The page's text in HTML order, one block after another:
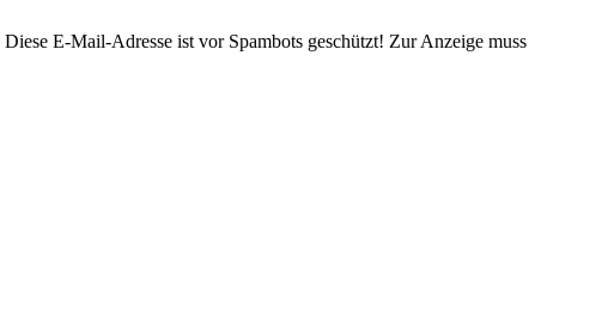
Diese E-Mail-Adresse ist vor Spambots geschützt! Zur Anzeige muss